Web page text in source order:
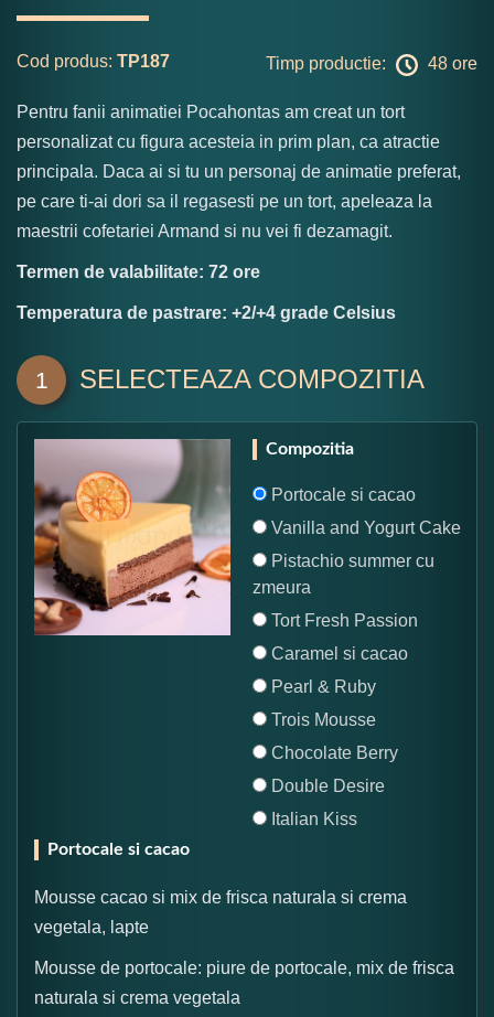
Cod produs: TP187 Timp productie: 48 ore
Pentru fanii animatiei Pocahontas am creat un tort
personalizat cu figura acesteia in prim plan, ca atractie
principala. Daca ai si tu un personaj de animatie preferat,
pe care ti-ai dori sa il regasesti pe un tort, apeleaza la
maestrii cofetariei Armand si nu vei fi dezamagit.
Termen de valabilitate: 72 ore
Temperatura de pastrare: +2/+4 grade Celsius
1 SELECTEAZA COMPOZITIA
Compozitia
Portocale si cacao
Vanilla and Yogurt Cake
Pistachio summer cu
zmeura
Tort Fresh Passion
Caramel si cacao
Pearl & Ruby
Trois Mousse
Chocolate Berry
Double Desire
Italian Kiss
Portocale si cacao
Mousse cacao si mix de frisca naturala si crema
vegetala, lapte
Mousse de portocale: piure de portocale, mix de frisca
naturala si crema vegetala